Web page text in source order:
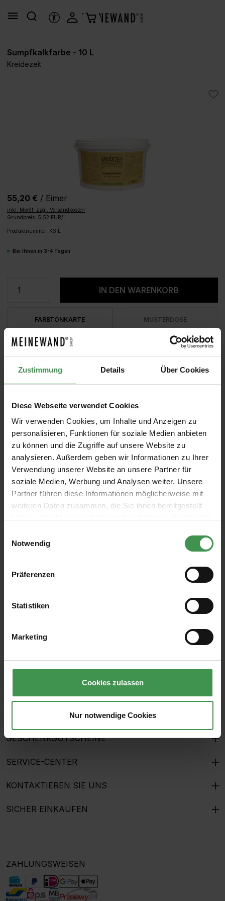
Zustimmung Details Über Cookies
Diese Webseite verwendet Cookies
Wir verwenden Cookies, um Inhalte und Anzeigen zu
personalisieren, Funktionen für soziale Medien anbieten
zu können und die Zugriffe auf unsere Website zu
analysieren. Außerdem geben wir Informationen zu Ihrer
Verwendung unserer Website an unsere Partner für
soziale Medien, Werbung und Analysen weiter. Unsere
Partner führen diese Informationen möglicherweise mit
weiteren Daten zusammen, die Sie ihnen bereitgestellt
Notwendig
Präferenzen
Statistiken
Marketing
Cookies zulassen
Nur notwendige Cookies
springen
HILFSTOOLS
Sumpfkalkfarbe - 10 L
Kreidezeit
55,20 € / Eimer
inkl. MwSt. zzgl. Versandkosten
Grundpreis: 5,52 EUR/l
Produktnummer: KS.L
Bei Ihnen in 3-4 Tagen
Produkt Anzahl: Gib den gewünschten
IN DEN WARENKORB
FARBTONKARTE MUSTERDOSE
verpassen Sie keine Neuigkeit oder Aktion.
genommen und die
gelesen und bin mit ihnen
ÜBER UNS
GESCHENKGUTSCHEINE
SERVICE-CENTER
KONTAKTIEREN SIE UNS
SICHER EINKAUFEN
ZAHLUNGSWEISEN